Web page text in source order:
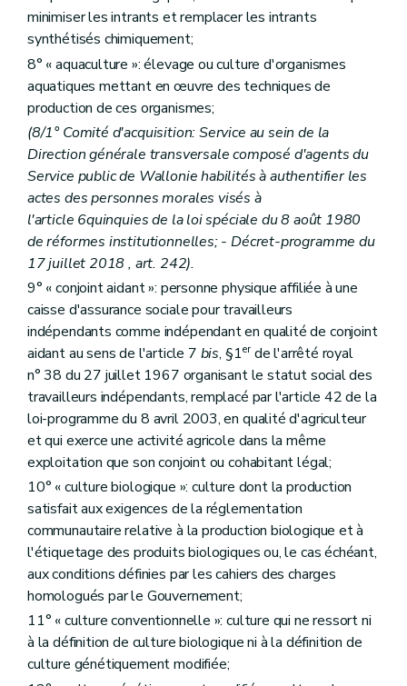
Art. D231/1
Art. D231/2
Section 3 Personnel de l'Agence
Art. D232
Art. D233
Section 4 La gestion financière
Art. D234
Art. D235
Art. D236
Art. D237
Art. D238
Art. D239
Art. D240
Titre X Les aides agricoles et aquacoles
Chapitre Ier
Dispositions générales
Section 1re
Les aides
Art. D241
Art. D242
Art. D243
Section 2 Les quotas
Art. D244
Art. D244/1
Section 3
Les aides à l'investissement
Art. D245
Art. D246
Art. D247
Section 4 Mesures pour l'amélioration de l'espace rural et de l'environnement
Art. D249
Section 5 La conditionnalité
Art. D250
Section 6 Le verdissement
Art. D251
Chapitre II L'autorité compétente et l'organisme payeur
Art. D252
Art. D253
Art. D254
Art. D255
Art. D256
Chapitre III
Les recours administratifs
minimiser les intrants et remplacer les intrants
synthétisés chimiquement;
8° « aquaculture »: élevage ou culture d'organismes
aquatiques mettant en œuvre des techniques de
production de ces organismes;
(8/1° Comité d'acquisition: Service au sein de la
Direction générale transversale composé d'agents du
Service public de Wallonie habilités à authentifier les
actes des personnes morales visés à
l'article 6quinquies de la loi spéciale du 8 août 1980
de réformes institutionnelles; - Décret-programme du
17 juillet 2018 , art. 242).
9° « conjoint aidant »: personne physique affiliée à une
caisse d'assurance sociale pour travailleurs
indépendants comme indépendant en qualité de conjoint
aidant au sens de l'article 7 bis, §1erde l'arrêté royal
n° 38 du 27 juillet 1967 organisant le statut social des
travailleurs indépendants, remplacé par l'article 42 de la
loi-programme du 8 avril 2003, en qualité d'agriculteur
et qui exerce une activité agricole dans la même
exploitation que son conjoint ou cohabitant légal;
10° « culture biologique »: culture dont la production
satisfait aux exigences de la réglementation
communautaire relative à la production biologique et à
l'étiquetage des produits biologiques ou, le cas échéant,
aux conditions définies par les cahiers des charges
homologués par le Gouvernement;
11° « culture conventionnelle »: culture qui ne ressort ni
à la définition de culture biologique ni à la définition de
culture génétiquement modifiée;